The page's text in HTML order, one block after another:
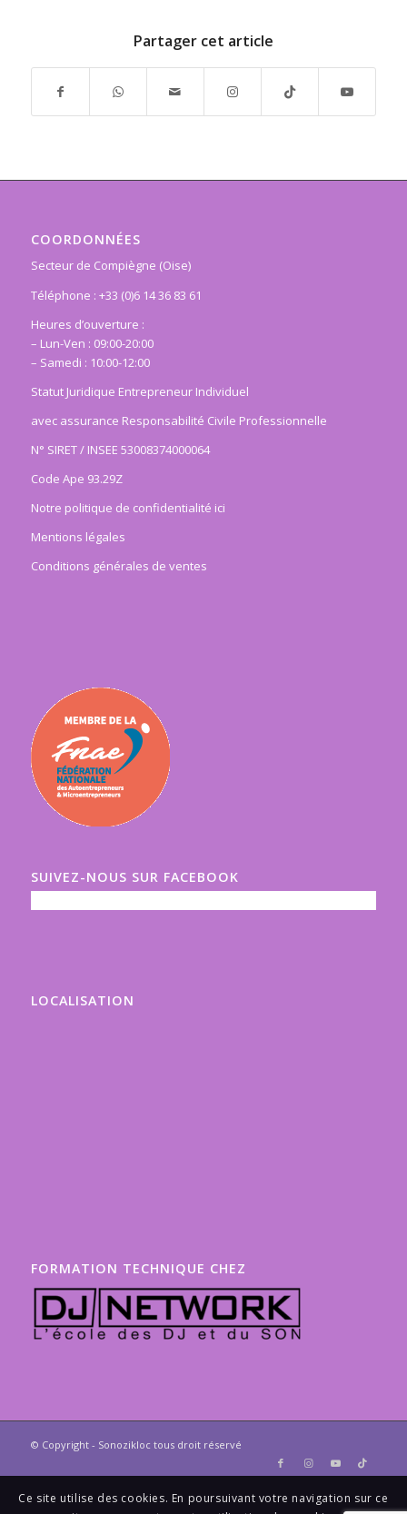
Partager cet article
COORDONNÉES
Secteur de Compiègne (Oise)
Téléphone : +33 (0)6 14 36 83 61
Heures d’ouverture :
– Lun-Ven : 09:00-20:00
– Samedi : 10:00-12:00
Statut Juridique Entrepreneur Individuel
avec assurance Responsabilité Civile Professionnelle
N° SIRET / INSEE 53008374000064
Code Ape 93.29Z
Notre politique de confidentialité ici
Mentions légales
Conditions générales de ventes
SUIVEZ-NOUS SUR FACEBOOK
LOCALISATION
FORMATION TECHNIQUE CHEZ
© Copyright - Sonozikloc tous droit réservé
Ce site utilise des cookies. En poursuivant votre navigation sur ce